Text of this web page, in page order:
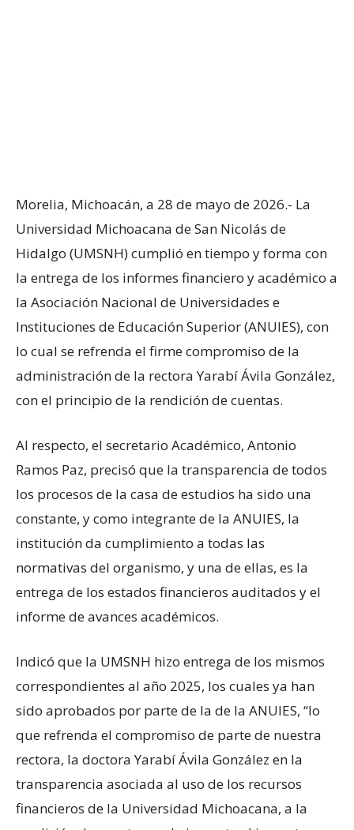
Morelia, Michoacán, a 28 de mayo de 2026.- La
Universidad Michoacana de San Nicolás de
Hidalgo (UMSNH) cumplió en tiempo y forma con
la entrega de los informes financiero y académico a
la Asociación Nacional de Universidades e
Instituciones de Educación Superior (ANUIES), con
lo cual se refrenda el firme compromiso de la
administración de la rectora Yarabí Ávila González,
con el principio de la rendición de cuentas.
Al respecto, el secretario Académico, Antonio
Ramos Paz, precisó que la transparencia de todos
los procesos de la casa de estudios ha sido una
constante, y como integrante de la ANUIES, la
institución da cumplimiento a todas las
normativas del organismo, y una de ellas, es la
entrega de los estados financieros auditados y el
informe de avances académicos.
Indicó que la UMSNH hizo entrega de los mismos
correspondientes al año 2025, los cuales ya han
sido aprobados por parte de la de la ANUIES, “lo
que refrenda el compromiso de parte de nuestra
rectora, la doctora Yarabí Ávila González en la
transparencia asociada al uso de los recursos
financieros de la Universidad Michoacana, a la